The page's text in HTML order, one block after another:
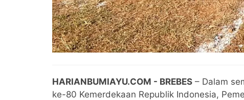
HARIANBUMIAYU.COM - BREBES – Dalam
ke-80 Kemerdekaan Republik Indonesia,